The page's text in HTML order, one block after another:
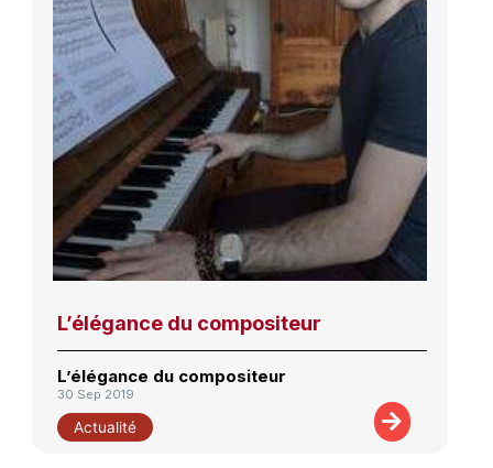
L’élégance du compositeur
L’élégance du compositeur
30 Sep 2019
Actualité